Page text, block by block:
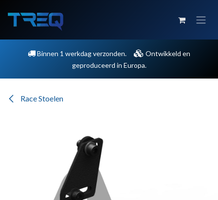
Binnen 1 werkdag verzonden.
Ontwikkeld en
geproduceerd in Europa.
Race Stoelen